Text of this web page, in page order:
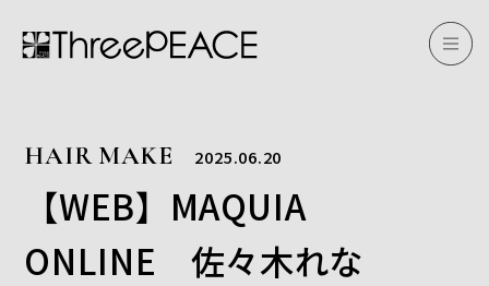
HAIR MAKE 2025.06.20
【WEB】MAQUIA
ONLINE 佐々木れな